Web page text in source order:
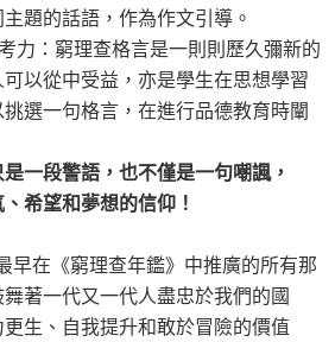
題的話語，作為作文引導。
：窮理查格言是一則則歷久彌新的
以從中受益，亦是學生在思想學習
選一句格言，在進行品德教育時闡
段警語，也不僅是一句嘲諷，
望和夢想的信仰！
在《窮理查年鑑》中推廣的所有那
著一代又一代人盡忠於我們的國
生、自我提升和敢於冒險的價值